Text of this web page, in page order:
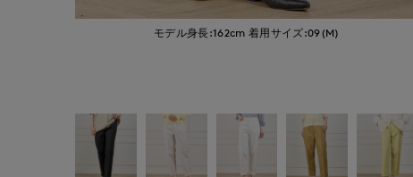
モデル身長:162cm 着用サイズ:09(M)